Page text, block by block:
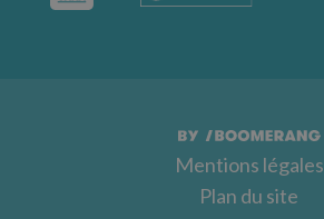
Mentions légales
Plan du site